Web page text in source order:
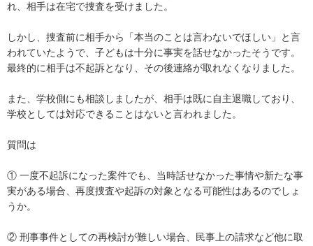
れ、相手は在宅で捜査を受けました。
しかし、捜査前に相手から「本当のことは言わないでほしい」と言
われていたようで、子どもは十分に事実を話せなかったそうです。
最終的に相手は不起訴となり、その後連絡が取れなくなりました。
また、学校側にも相談しましたが、相手は既に自主退職しており、
学校としては対応できることはないと言われました。
質問は
① 一度不起訴になった案件でも、当時話せなかった事情や新たな事
実がある場合、再度捜査や起訴の対象となる可能性はあるのでしょ
うか。
② 刑事事件としての再検討が難しい場合、民事上の請求など他に取